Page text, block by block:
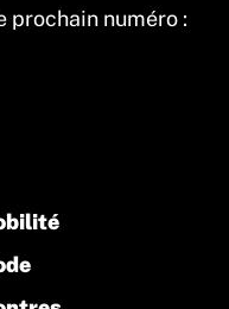
prochain numéro :